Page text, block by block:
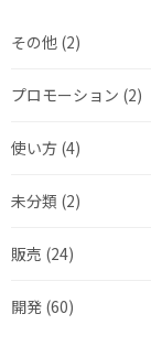
その他 (2)
プロモーション (2)
使い方 (4)
未分類 (2)
販売 (24)
開発 (60)